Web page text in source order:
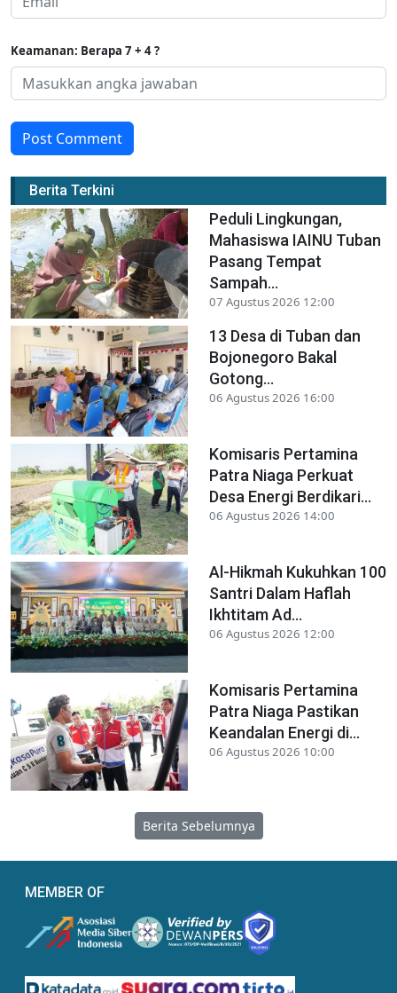
Keamanan: Berapa 7 + 4 ?
Post Comment
Berita Terkini
Peduli Lingkungan,
Mahasiswa IAINU Tuban
Pasang Tempat
Sampah...
07 Agustus 2026 12:00
13 Desa di Tuban dan
Bojonegoro Bakal
Gotong...
06 Agustus 2026 16:00
Komisaris Pertamina
Patra Niaga Perkuat
Desa Energi Berdikari...
06 Agustus 2026 14:00
Al-Hikmah Kukuhkan 100
Santri Dalam Haflah
Ikhtitam Ad...
06 Agustus 2026 12:00
Komisaris Pertamina
Patra Niaga Pastikan
Keandalan Energi di...
06 Agustus 2026 10:00
Berita Sebelumnya
MEMBER OF